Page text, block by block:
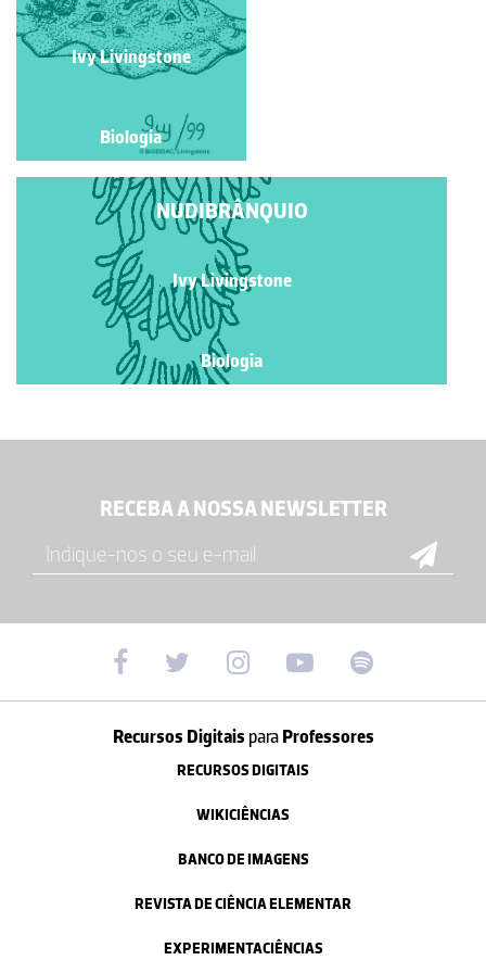
COSTA PORTUGUESA
Lúcia Antunes
Biologia
Ivy Livingstone
Biologia
NUDIBRÂNQUIO
Ivy Livingstone
Biologia
RECEBA A NOSSA NEWSLETTER
Recursos Digitais paraProfessores
RECURSOS DIGITAIS
WIKICIÊNCIAS
BANCO DE IMAGENS
REVISTA DE CIÊNCIA ELEMENTAR
EXPERIMENTACIÊNCIAS